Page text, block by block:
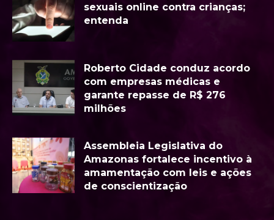
sexuais online contra crianças;
entenda
Roberto Cidade conduz acordo
com empresas médicas e
garante repasse de R$ 276
milhões
Assembleia Legislativa do
Amazonas fortalece incentivo à
amamentação com leis e ações
de conscientização